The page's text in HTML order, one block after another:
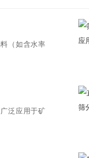
（如含水率
泛应用于矿